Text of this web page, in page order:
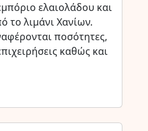
ελαιολάδου και
το λιμάνι Χανίων.
ποσότητες,
καθώς και